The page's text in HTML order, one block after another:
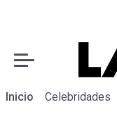
Inicio Celebridades